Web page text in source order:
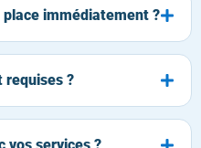
immédiatement ?
requises ?
vos services ?